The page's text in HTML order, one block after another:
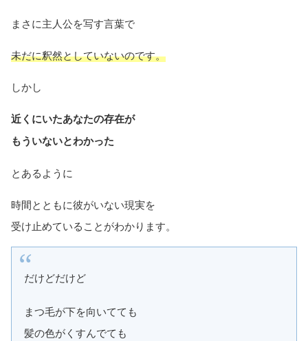
まさに主人公を写す言葉で
未だに釈然としていないのです。
しかし
近くにいたあなたの存在が
もういないとわかった
とあるように
時間とともに彼がいない現実を
受け止めていることがわかります。
だけどだけど
まつ毛が下を向いてても
髪の色がくすんでても